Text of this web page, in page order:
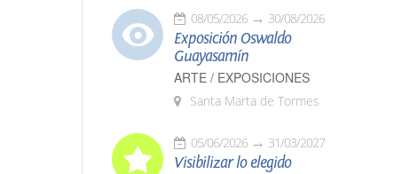
08/05/2026 30/08/2026
Exposición Oswaldo
Guayasamín
ARTE / EXPOSICIONES
Santa Marta de Tormes
05/06/2026 31/03/2027
Visibilizar lo elegido